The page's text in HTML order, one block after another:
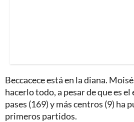
Beccacece está en la diana.
hacerlo todo, a pesar de que es
pases (169) y más centros (9) ha
primeros partidos.